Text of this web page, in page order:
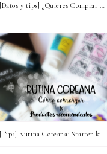
[Datos y tips] ¿Quieres Comprar a Corea y no tienes idea? [Actualizada a 2020]
[Tips] Rutina Coreana: Starter kit para comenzar ~ Productos recomendados